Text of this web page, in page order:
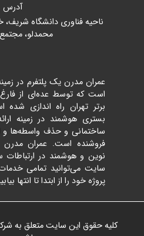
آدرس
ناحیه فناوری دانشگاه شریف،
محمدلو،
عمران مدرن یک پلتفرم در
است که توسط عده‌ای از
برتر تهران راه اندازی
بستری هوشمند در زمینه
ساختمانی و حذف واسطه‌ها و
فروشنده است. عمران مدرن
نوین و هوشمند در
سایت می‌توانید تمامی خدمات
پروژه خود را از ابتدا تا انتها
کلیه حقوق این سایت متعلق به